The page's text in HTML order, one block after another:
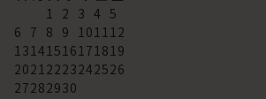
1
2 3 4 5
6 7 8 9 10 11 12
13 14 15 16 17 18 19
2021 2223242526
27282930